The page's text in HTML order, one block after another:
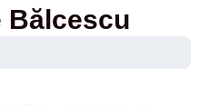
Bălcescu